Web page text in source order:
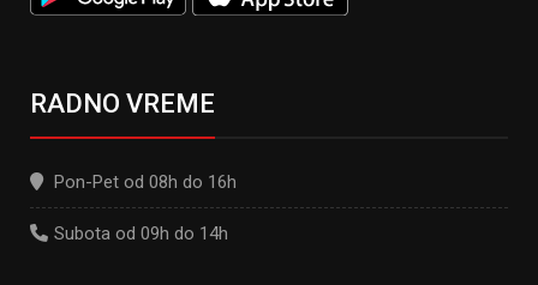
RADNO VREME
Pon-Pet od 08h do 16h
Subota od 09h do 14h